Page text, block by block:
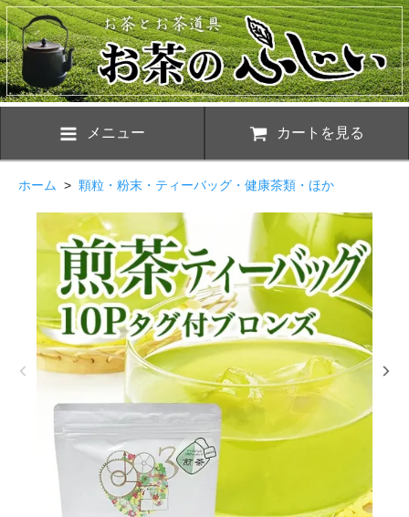
メニュー カートを見る
ホーム > 顆粒・粉末・ティーバッグ・健康茶類・ほか